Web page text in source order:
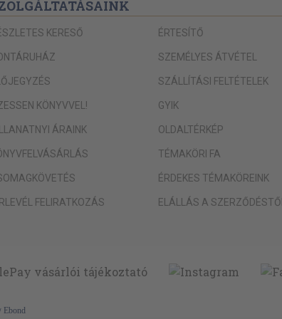
(helyzeti) energia
KERESŐ
KÖNYVVEL!
ÁRAINK
FELIRATKOZÁS
ÉRTESÍTŐ
SZEMÉLYES ÁTVÉTEL
SZÁLLÍTÁSI FELTÉTELEK
GYIK
OLDALTÉRKÉP
TÉMAKÖRI FA
ÉRDEKES TÉMAKÖREINK
ELÁLLÁS A SZERZŐDÉSTŐL
Ebond